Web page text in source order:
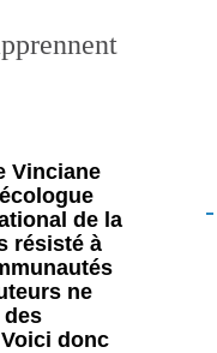
Vinciane
de la
résisté à
ne
des
donc